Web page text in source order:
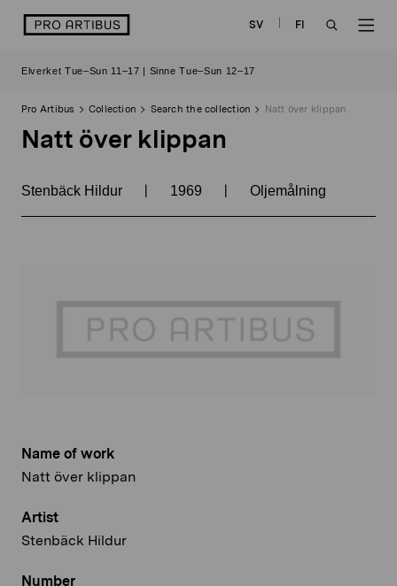
logo SV
FI
Elverket Tue–Sun 11–17 | Sinne Tue–Sun 12–17
Pro Artibus Collection Search the collection Natt över klippan
Natt över klippan
Stenbäck Hildur | 1969 | Oljemålning
Name of work
Natt över klippan
Artist
Stenbäck Hildur
Number